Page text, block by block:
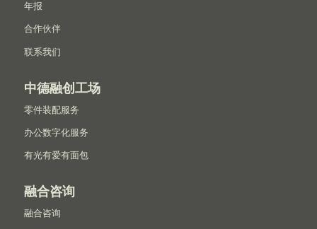
年报
合作伙伴
联系我们
中德融创工场
零件装配服务
办公数字化服务
有光有爱有面包
融合咨询
融合咨询